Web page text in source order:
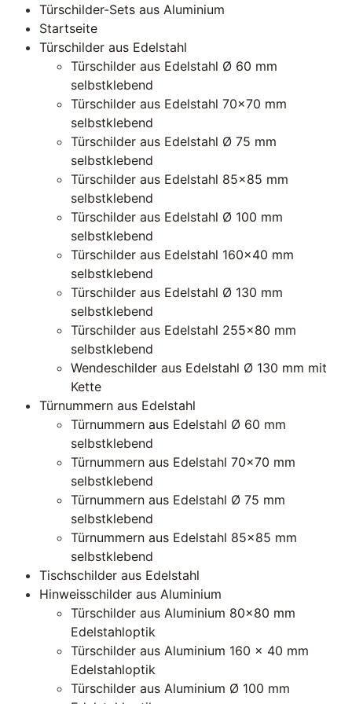
Türschilder-Sets aus Aluminium
Startseite
Türschilder aus Edelstahl
Türschilder aus Edelstahl Ø 60 mm
selbstklebend
Türschilder aus Edelstahl 70×70 mm
selbstklebend
Türschilder aus Edelstahl Ø 75 mm
selbstklebend
Türschilder aus Edelstahl 85×85 mm
selbstklebend
Türschilder aus Edelstahl Ø 100 mm
selbstklebend
Türschilder aus Edelstahl 160×40 mm
selbstklebend
Türschilder aus Edelstahl Ø 130 mm
selbstklebend
Türschilder aus Edelstahl 255×80 mm
selbstklebend
Wendeschilder aus Edelstahl Ø 130 mm mit
Kette
Türnummern aus Edelstahl
Türnummern aus Edelstahl Ø 60 mm
selbstklebend
Türnummern aus Edelstahl 70×70 mm
selbstklebend
Türnummern aus Edelstahl Ø 75 mm
selbstklebend
Türnummern aus Edelstahl 85×85 mm
selbstklebend
Tischschilder aus Edelstahl
Hinweisschilder aus Aluminium
Türschilder aus Aluminium 80×80 mm
Edelstahloptik
Türschilder aus Aluminium 160 x 40 mm
Edelstahloptik
Türschilder aus Aluminium Ø 100 mm